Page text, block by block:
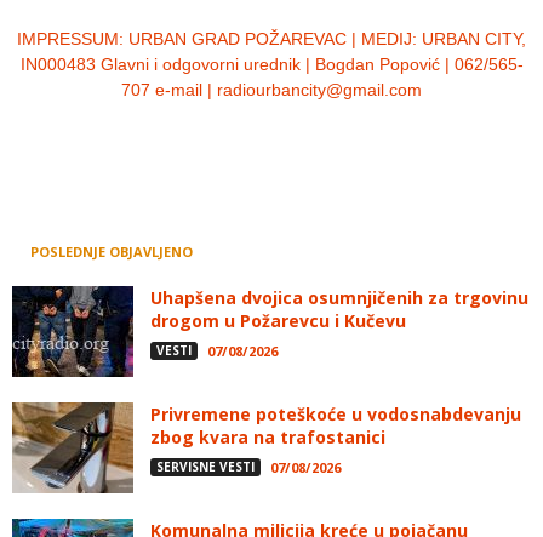
IMPRESSUM: URBAN GRAD POŽAREVAC | MEDIJ: URBAN CITY,
IN000483 Glavni i odgovorni urednik | Bogdan Popović | 062/565-
707 e-mail | radiourbancity@gmail.com
POSLEDNJE OBJAVLJENO
Uhapšena dvojica osumnjičenih za trgovinu
drogom u Požarevcu i Kučevu
VESTI 07/08/2026
Privremene poteškoće u vodosnabdevanju
zbog kvara na trafostanici
SERVISNE VESTI 07/08/2026
Komunalna milicija kreće u pojačanu